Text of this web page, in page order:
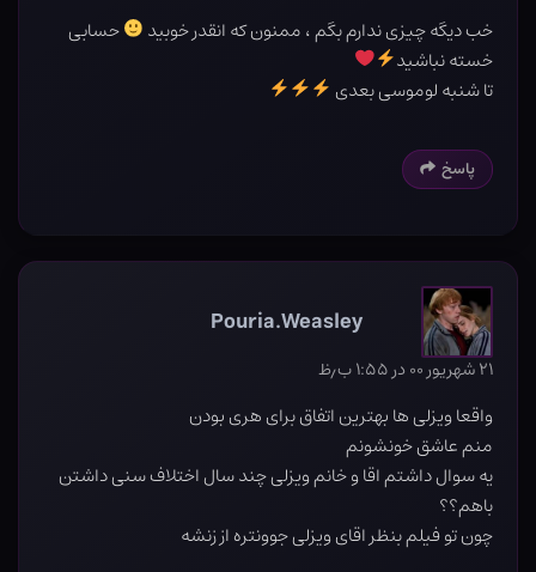
خب دیگه چیزی ندارم بگم ، ممنون که انقدر خوبید
حسابی
خسته نباشید
تا شنبه لوموسی بعدی
پاسخ
Pouria.Weasley
۲۱ شهریور ۰۰ در ۱:۵۵ ب٫ظ
واقعا ویزلی ها بهترین اتفاق برای هری بودن
منم عاشق خونشونم
یه سوال داشتم اقا و خانم ویزلی چند سال اختلاف سنی داشتن
باهم؟؟
چون تو فیلم بنظر اقای ویزلی جوونتره از زنشه